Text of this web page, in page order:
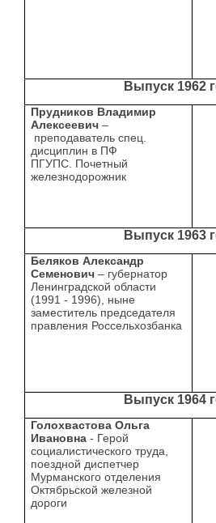
Выпуск 1962
Прудников Владимир
Алексеевич –
преподаватель спец.
дисциплин в ПФ
ПГУПС. Почетный
железнодорожник
Выпуск 1963
Беляков Александр
Семенович – губернатор
Ленинградской области
(1991 - 1996), ныне
заместитель председателя
правления Россельхозбанка
Выпуск 1964
Голохвастова Ольга
Ивановна - Герой
социалистического труда,
поездной диспетчер
Мурманского отделения
Октябрьской железной
дороги